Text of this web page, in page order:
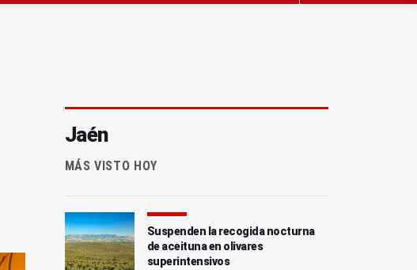
Jaén
MÁS VISTO HOY
Suspenden la recogida nocturna
de aceituna en olivares
superintensivos